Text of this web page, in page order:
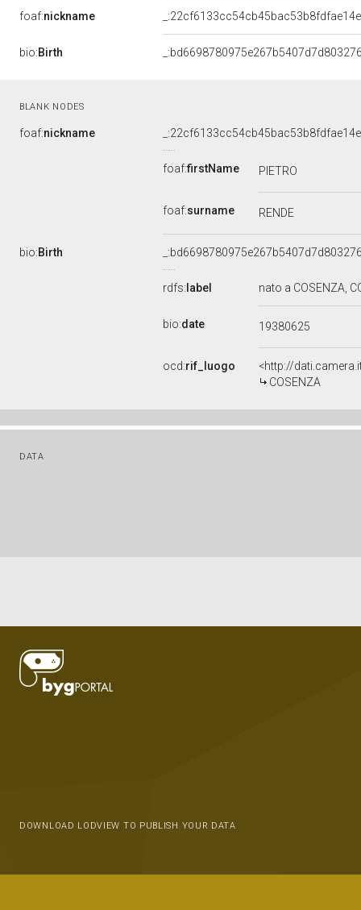
foaf:nickname
bio:Birth
BLANK NODES
foaf:nickname
foaf:firstName PIETRO
foaf:surname RENDE
bio:Birth
rdfs: label nato a COSENZA,
bio:date 19380625
ocd:rif_luogo
<http://
COSENZA
DATA
DOWNLOAD LODVIEW TO PUBLISH YOUR DATA